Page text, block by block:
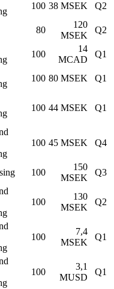
100 38 MSEK Q2
80
120
MSEK
Q2
100
14
MCAD
Q1
100 80 MSEK Q1
100 44 MSEK Q1
100 45 MSEK Q4
100
150
MSEK
Q3
100
130
MSEK
Q2
100
7,4
MSEK
Q1
100
3,1
MUSD
Q1